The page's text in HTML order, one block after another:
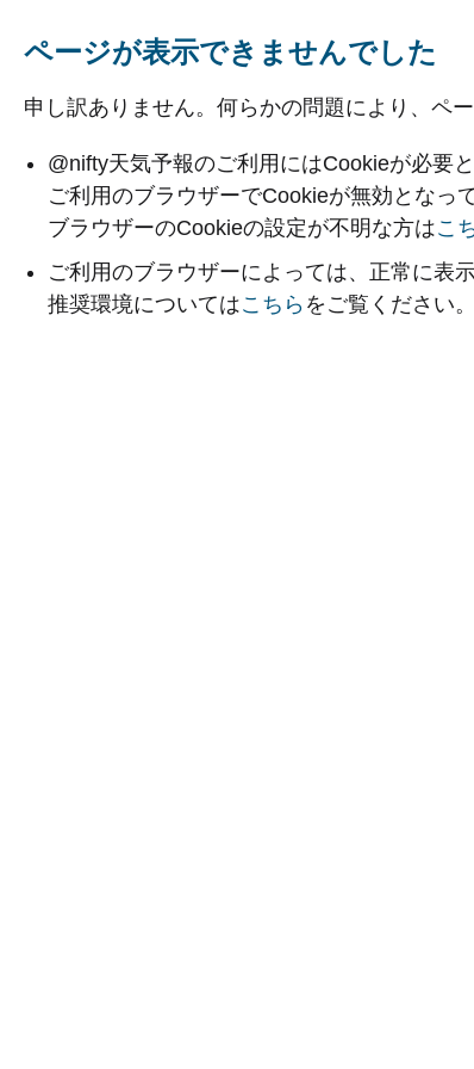
ページが表示できませんでした
申し訳ありません。何らかの問題により、ペ
@nifty天気予報のご利用にはCookieが必要と
ご利用のブラウザーでCookieが無効となっ
ブラウザーのCookieの設定が不明な方はこ
ご利用のブラウザーによっては、正常に表
推奨環境についてはこちら をご覧ください。